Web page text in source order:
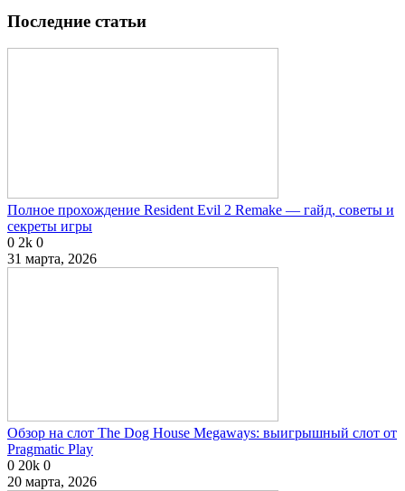
Последние статьи
Полное прохождение Resident Evil 2 Remake — гайд, советы и
секреты игры
0 2k 0
31 марта, 2026
Обзор на слот The Dog House Megaways: выигрышный слот от
Pragmatic Play
0 20k 0
20 марта, 2026